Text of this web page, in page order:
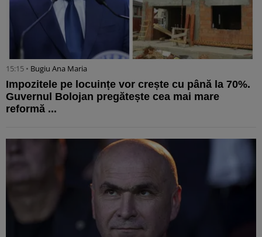
15:15 • Bugiu ⁠Ana Maria
Impozitele pe locuințe vor crește cu până la 70%.
Guvernul Bolojan pregătește cea mai mare
reformă ...